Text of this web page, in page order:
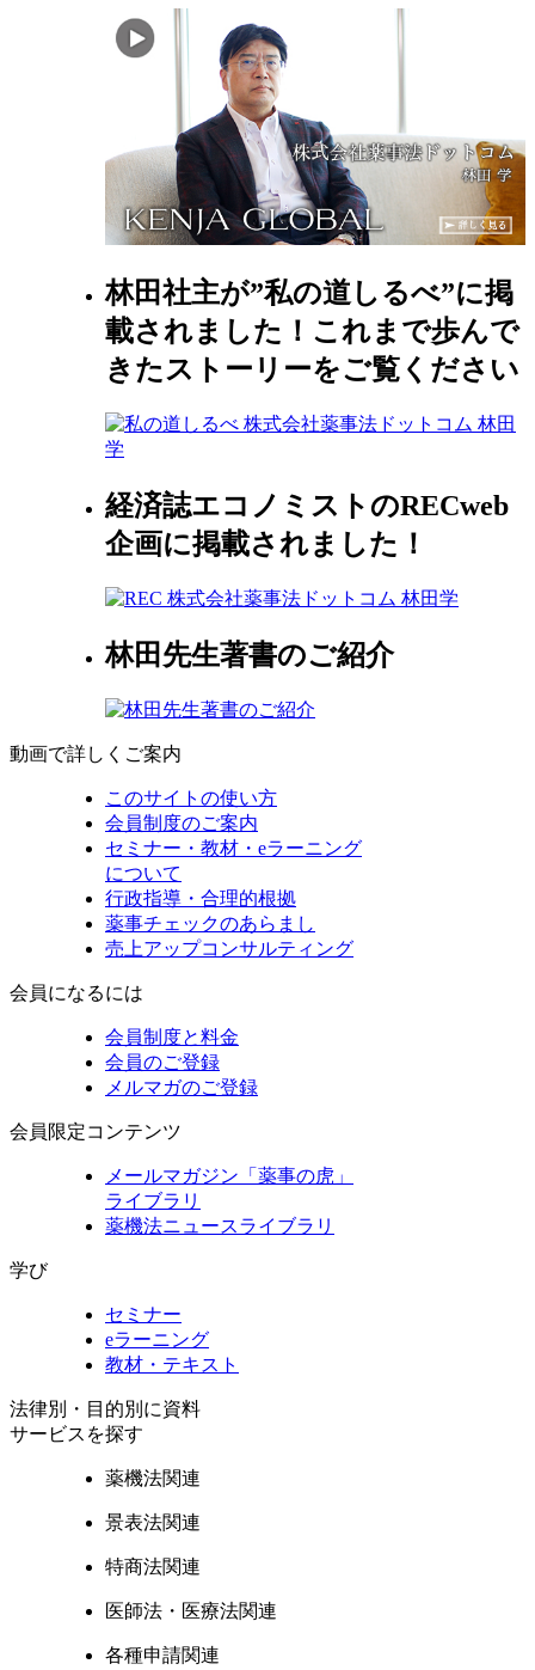
林田社主が”私の道しるべ”に掲
載されました！これまで歩んで
きたストーリーをご覧ください
経済誌エコノミストのRECweb
企画に掲載されました！
林田先生著書のご紹介
動画で詳しくご案内
このサイトの使い方
会員制度のご案内
セミナー・教材・eラーニング
について
行政指導・合理的根拠
薬事チェックのあらまし
売上アップコンサルティング
会員になるには
会員制度と料金
会員のご登録
メルマガのご登録
会員限定コンテンツ
メールマガジン「薬事の虎」
ライブラリ
薬機法ニュースライブラリ
学び
セミナー
eラーニング
教材・テキスト
法律別・目的別に資料
サービスを探す
薬機法関連
景表法関連
特商法関連
医師法・医療法関連
各種申請関連